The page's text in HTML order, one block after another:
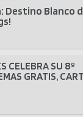
Destino Blanco
CELEBRA SU 8º
GRATIS,